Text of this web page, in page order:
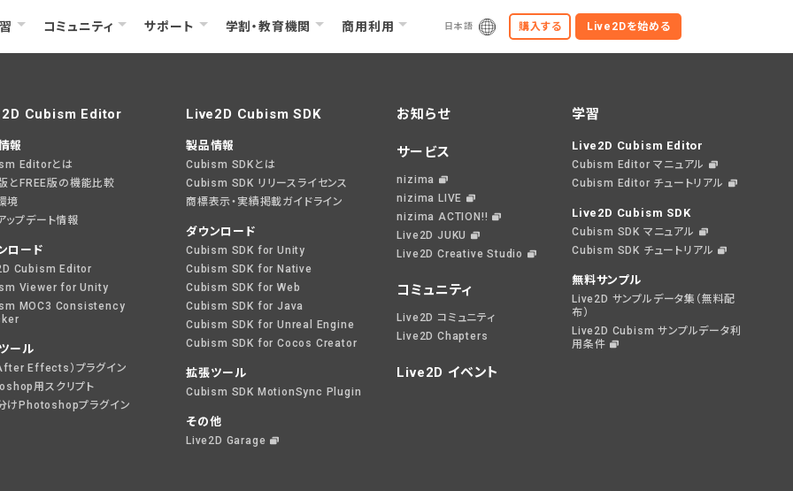
コミュニティ サポート 学割・教育機関 商用利用 日本語 購入する Live2Dを始める
Cubism Editor
報
Editorとは
とFREE版の機能比較
境
ップデート情報
ロード
Cubism Editor
Viewer for Unity
MOC3 Consistency
ール
Effects）プラグイン
用スクリプト
けPhotoshopプラグイン
Live2D Cubism SDK
製品情報
Cubism SDKとは
Cubism SDK リリースライセンス
商標表示・実績掲載ガイドライン
ダウンロード
Cubism SDK for Unity
Cubism SDK for Native
Cubism SDK for Web
Cubism SDK for Java
Cubism SDK for Unreal Engine
Cubism SDK for Cocos Creator
拡張ツール
Cubism SDK MotionSync Plugin
その他
Live2D Garage
お知らせ
サービス
nizima
nizima LIVE
nizima ACTION!!
Live2D JUKU
Live2D Creative Studio
コミュニティ
Live2D コミュニティ
Live2D Chapters
Live2D イベント
学習
Live2D Cubism Editor
Cubism Editor マニュアル
Cubism Editor チュートリアル
Live2D Cubism SDK
Cubism SDK マニュアル
Cubism SDK チュートリアル
無料サンプル
Live2D サンプルデータ集（無料配
布）
Live2D Cubism サンプルデータ利
用条件